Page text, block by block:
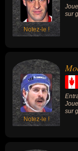
Notez-le !
sur
Notez-le !
sur